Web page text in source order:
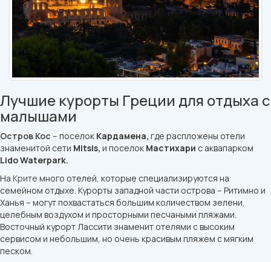
Лучшие курорты Греции для отдыха с
малышами
Остров Кос – поселок Кардамена, где распложены отели
знаменитой сети Mitsis, и поселок Мастихари с аквапарком
Lido Waterpark.
На Крите много отелей, которые специализируются на
семейном отдыхе. Курорты западной части острова – Ритимно и
Ханья – могут похвастаться большим количеством зелени,
целебным воздухом и просторными песчаными пляжами.
Восточный курорт Лассити знаменит отелями с высоким
сервисом и небольшим, но очень красивым пляжем с мягким
песком.